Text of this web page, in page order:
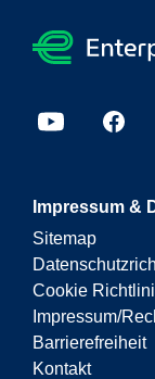
Impressum &
Sitemap
Cookie
Impressum/
Barrierefreiheit
Kontakt